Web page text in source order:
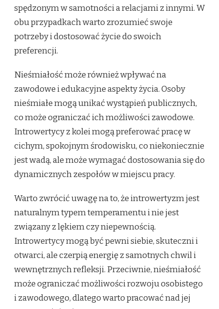
spędzonym w samotności a relacjami z innymi. W
obu przypadkach warto zrozumieć swoje
potrzeby i dostosować życie do swoich
preferencji.
Nieśmiałość może również wpływać na
zawodowe i edukacyjne aspekty życia. Osoby
nieśmiałe mogą unikać wystąpień publicznych,
co może ograniczać ich możliwości zawodowe.
Introwertycy z kolei mogą preferować pracę w
cichym, spokojnym środowisku, co niekoniecznie
jest wadą, ale może wymagać dostosowania się do
dynamicznych zespołów w miejscu pracy.
Warto zwrócić uwagę na to, że introwertyzm jest
naturalnym typem temperamentu i nie jest
związany z lękiem czy niepewnością.
Introwertycy mogą być pewni siebie, skuteczni i
otwarci, ale czerpią energię z samotnych chwil i
wewnętrznych refleksji. Przeciwnie, nieśmiałość
może ograniczać możliwości rozwoju osobistego
i zawodowego, dlatego warto pracować nad jej